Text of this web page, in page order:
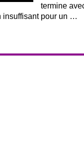
termine
insuffisant pour un …